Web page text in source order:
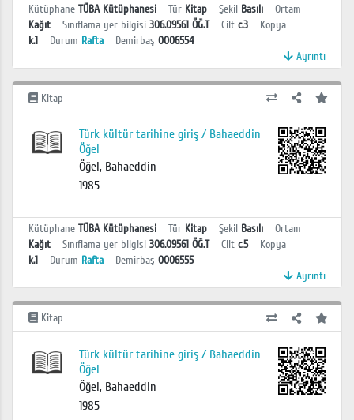
Kütüphane TÜBA Kütüphanesi Tür Kitap Şekil Basılı
Ortam
Kağıt
Sınıflama yer bilgisi 306.09561 ÖĞ.T Cilt c.3
Kopya
k.1
Durum Rafta Demirbaş 0006554
Ayrıntı
Kitap
Türk kültür tarihine giriş / Bahaeddin
Öğel
Öğel, Bahaeddin
1985
Kütüphane TÜBA Kütüphanesi Tür Kitap Şekil Basılı
Ortam
Kağıt
Sınıflama yer bilgisi 306.09561 ÖĞ.T Cilt c.5
Kopya
k.1
Durum Rafta Demirbaş 0006555
Ayrıntı
Kitap
Türk kültür tarihine giriş / Bahaeddin
Öğel
Öğel, Bahaeddin
1985